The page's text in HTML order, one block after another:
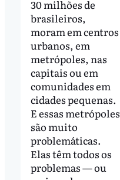
30 milhões de
brasileiros,
moram em centros
urbanos, em
metrópoles, nas
capitais ou em
comunidades em
cidades pequenas.
E essas metrópoles
são muito
problemáticas.
Elas têm todos os
problemas — ou